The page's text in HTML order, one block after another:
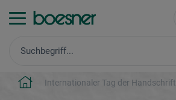
Internationaler Tag der Handschrift